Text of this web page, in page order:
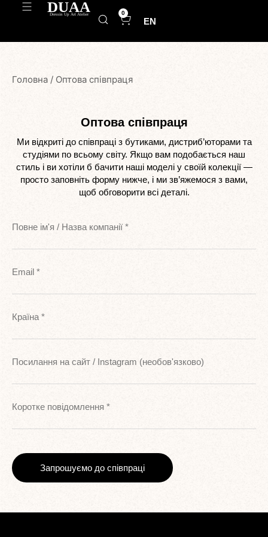
0
EN
Головна / Оптова співпраця
Оптова співпраця
Ми відкриті до співпраці з бутиками, дистриб’юторами та
студіями по всьому світу. Якщо вам подобається наш
стиль і ви хотіли б бачити наші моделі у своїй колекції —
просто заповніть форму нижче, і ми зв’яжемося з вами,
щоб обговорити всі деталі.
Повне ім'я / Назва компанії
Email
Країна
Посилання на сайт / Instagram (необов'язково)
Коротке повідомлення
Запрошуємо до співпраці